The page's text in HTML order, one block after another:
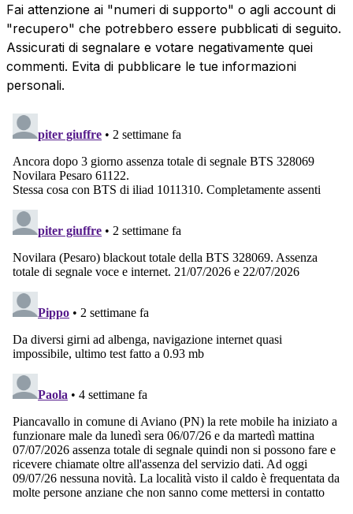
Fai attenzione ai "numeri di supporto" o agli account di
"recupero" che potrebbero essere pubblicati di seguito.
Assicurati di segnalare e votare negativamente quei
commenti. Evita di pubblicare le tue informazioni
personali.